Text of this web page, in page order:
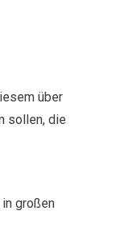
über
sollen, die
großen